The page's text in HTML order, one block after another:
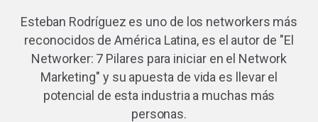
Esteban Rodríguez es uno de los networkers más
reconocidos de América Latina, es el autor de "El
Networker: 7 Pilares para iniciar en el Network
Marketing" y su apuesta de vida es llevar el
potencial de esta industria a muchas más
personas.